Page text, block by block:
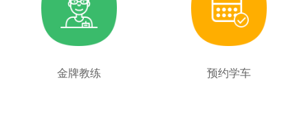
金牌教练 预约学车